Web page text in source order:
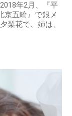
年2月、『平
京五輪』で銀メ
梨花で、姉は、